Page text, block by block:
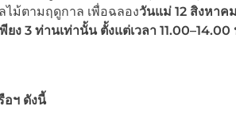
ม้ตามฤดูกาล เพื่อฉลองวันแม่ 12 สิงหาค
ยง 3 ท่านเท่านั้น ตั้งแต่เวลา 11.00–14.00
อฯ ดังนี้